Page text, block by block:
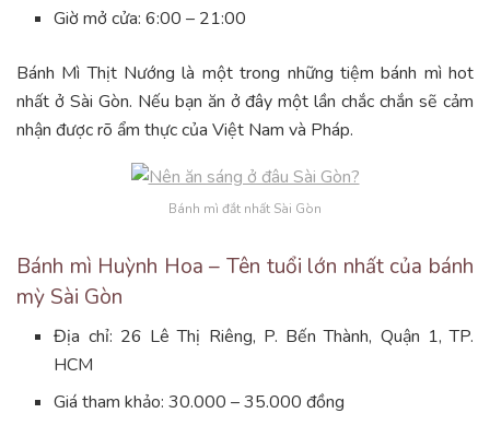
Giờ mở cửa: 6:00 – 21:00
Bánh Mì Thịt Nướng là một trong những tiệm bánh mì hot
nhất ở Sài Gòn. Nếu bạn ăn ở đây một lần chắc chắn sẽ cảm
nhận được rõ ẩm thực của Việt Nam và Pháp.
Bánh mì đắt nhất Sài Gòn
Bánh mì Huỳnh Hoa – Tên tuổi lớn nhất của bánh
mỳ Sài Gòn
Địa chỉ: 26 Lê Thị Riêng, P. Bến Thành, Quận 1, TP.
HCM
Giá tham khảo: 30.000 – 35.000 đồng